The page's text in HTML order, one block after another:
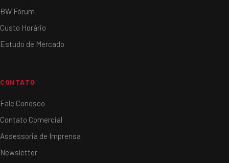
BW Fórum
Custo Horário
Estudo de Mercado
CONTATO
Fale Conosco
Contato Comercial
Assessoria de Imprensa
Newsletter